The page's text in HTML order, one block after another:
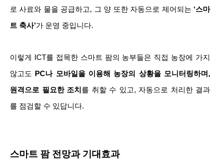
로 사료와 물을 공급하고, 그 양 또한 자동으로 제어되는 ‘스마
트 축사’가 운영 중입니다.
이렇게 ICT를 접목한 스마트 팜의 농부들은 직접 농장에 가지
않고도 PC나 모바일을 이용해 농장의 상황을 모니터링하며,
원격으로 필요한 조치 를 취할 수 있고, 자동으로 처리한 결과
를 점검할 수 있답니다.
스마트 팜 전망과 기대효과